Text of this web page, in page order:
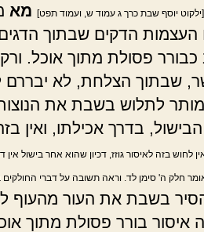
[ילקוט יוסף שבת כרך ג עמוד ש, ועמוד תפט] מא
הדקים שבתוך
כבורר פסולת מתוך אוכל.
שבתוך הצלחת, לא
מותר לתלוש בשבת את
בדרך אכילתו, ואין
לחוש בזה לאיסור גוזז, דכיון שהוא אחר בישול אין
חלק ה' סימן לד. וראה תשובה על דברי החולקים
בשבת את העור מהעוף
איסור בורר פסולת מתוך